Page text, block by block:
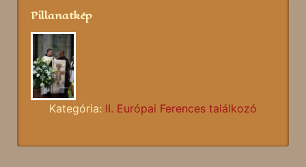
Pillanatkép
Kategória: II. Európai Ferences találkozó